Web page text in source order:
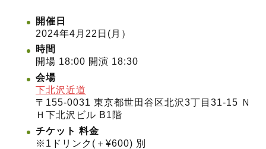
開催日
2024年4月22日(月）
時間
開場 18:00 開演 18:30
会場
下北沢近道
〒155-0031 東京都世田谷区北沢3丁目31-15 Ｎ
Ｈ下北沢ビル B1階
チケット 料金
※1ドリンク(＋¥600) 別